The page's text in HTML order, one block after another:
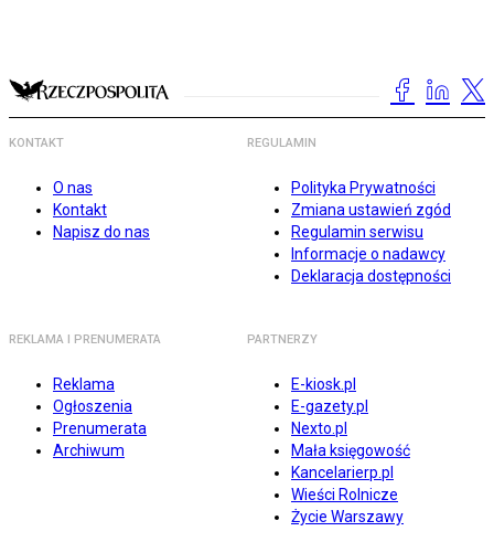
KONTAKT
O nas
Kontakt
Napisz do nas
REGULAMIN
Polityka Prywatności
Zmiana ustawień zgód
Regulamin serwisu
Informacje o nadawcy
Deklaracja dostępności
REKLAMA I PRENUMERATA
Reklama
Ogłoszenia
Prenumerata
Archiwum
PARTNERZY
E-kiosk.pl
E-gazety.pl
Nexto.pl
Mała księgowość
Kancelarierp.pl
Wieści Rolnicze
Życie Warszawy